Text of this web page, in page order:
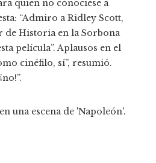
quien no conociese a
“Admiro a Ridley Scott,
Historia en la Sorbona
película”. Aplausos en el
cinéfilo, sí”, resumió.